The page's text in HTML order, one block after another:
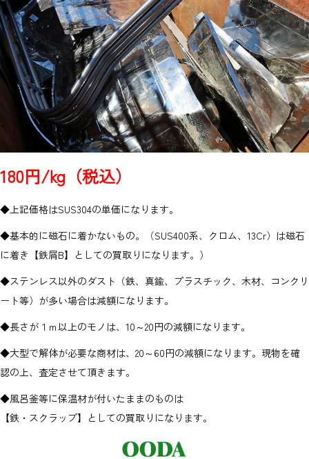
180円/kg（税込）
◆上記価格はSUS304の単価になります。
◆基本的に磁石に着かないもの。（SUS400系、クロム、13Cr）は磁石
に着き【鉄屑B】としての買取りになります。）
◆ステンレス以外のダスト（鉄、真鍮、プラスチック、木材、コンクリ
ート等）が多い場合は減額になります。
◆長さが１ｍ以上のモノは、10～20円の減額になります。
◆大型で解体が必要な商材は、20～60円の減額になります。現物を確
認の上、査定させて頂きます。
◆風呂釜等に保温材が付いたままのものは
【鉄・スクラップ】としての買取りになります。